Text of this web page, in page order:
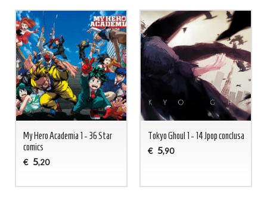
My Hero Academia 1 - 36 Star
comics
€ 5,20
Tokyo Ghoul 1 - 14 Jpop conclusa
€ 5,90